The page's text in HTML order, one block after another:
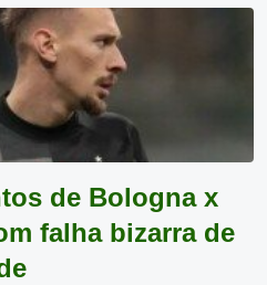
de Bologna x
falha bizarra de